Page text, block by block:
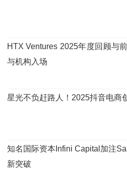
HTX Ventures 2025年度回顾与
与机构入场
星光不负赶路人！2025抖音电商
知名国际资本Infini Capital加注
新突破